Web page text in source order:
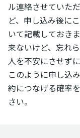
ル連絡させていた
ど、申し込み後に
いて記載しておき
来ないけど、忘れ
人を不安にさせずに
このように申し込
約につなげる確率
さい。